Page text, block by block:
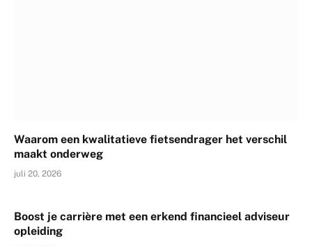
Waarom een kwalitatieve fietsendrager het verschil
maakt onderweg
juli 20, 2026
Boost je carrière met een erkend financieel adviseur
opleiding